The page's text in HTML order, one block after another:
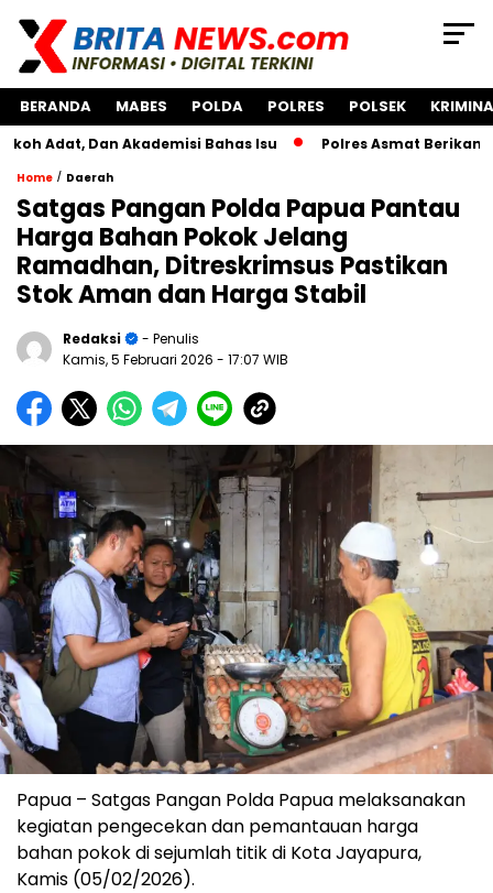
BERANDA MABES POLDA POLRES POLSEK
Akademisi Bahas Isu Polres Asmat Berikan Bantuan
Home / Daerah
Satgas Pangan Polda Papua Pantau
Harga Bahan Pokok Jelang
Ramadhan, Ditreskrimsus Pastikan
Stok Aman dan Harga Stabil
Redaksi
- Penulis
Kamis, 5 Februari 2026 - 17:07 WIB
Papua – Satgas Pangan Polda Papua melaksanakan
kegiatan pengecekan dan pemantauan harga
bahan pokok di sejumlah titik di Kota Jayapura,
Kamis (05/02/2026).